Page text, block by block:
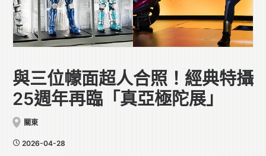
與三位幪面超人合照！經典特攝
25週年再臨「真亞極陀展」
關東
2026-04-28